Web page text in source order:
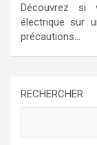
Découvrez si
électrique sur
précautions…
RECHERCHER